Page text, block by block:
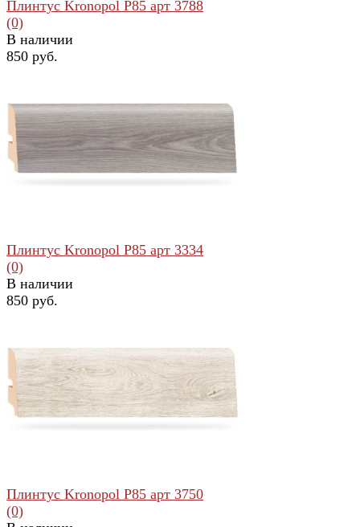
избранное сравнить
Плинтус Kronopol Р85 арт 3788
(0)
В наличии
850 руб.
избранное сравнить
Плинтус Kronopol Р85 арт 3334
(0)
В наличии
850 руб.
Плинтус Kronopol Р85 арт 3750
(0)